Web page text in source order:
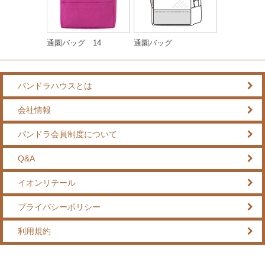
通園バッグ 14 通園バッグ
パンドラハウスとは
会社情報
パンドラ会員制度について
Q&A
イオンリテール
プライバシーポリシー
利用規約